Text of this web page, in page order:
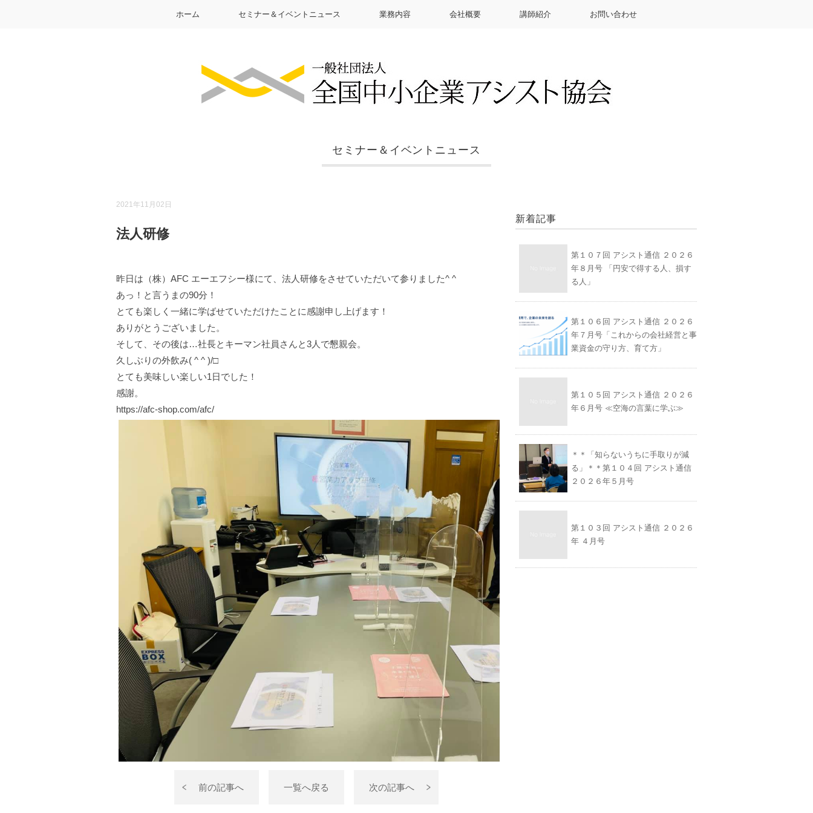
ホーム セミナー＆イベントニュース 業務内容 会社概要 講師紹介 お問い合わせ
セミナー＆イベントニュース
2021年11月02日
法人研修
昨日は（株）AFC エーエフシー様にて、法人研修をさせていただいて参りました^ ^
あっ！と言うまの90分！
とても楽しく一緒に学ばせていただけたことに感謝申し上げます！
ありがとうございました。
そして、その後は…社長とキーマン社員さんと3人で懇親会。
久しぶりの外飲み( ^ ^ )/□
とても美味しい楽しい1日でした！
感謝。
https://afc-shop.com/afc/
前の記事へ 一覧へ戻る 次の記事へ
新着記事
第１０７回 アシスト通信 ２０２６
年８月号 「円安で得する人、損す
る人」
第１０６回 アシスト通信 ２０２６
年７月号「これからの会社経営と事
業資金の守り方、育て方」
第１０５回 アシスト通信 ２０２６
年６月号 ≪空海の言葉に学ぶ≫
＊＊「知らないうちに手取りが減
る」＊＊第１０４回 アシスト通信
２０２６年５月号
第１０３回 アシスト通信 ２０２６
年 ４月号